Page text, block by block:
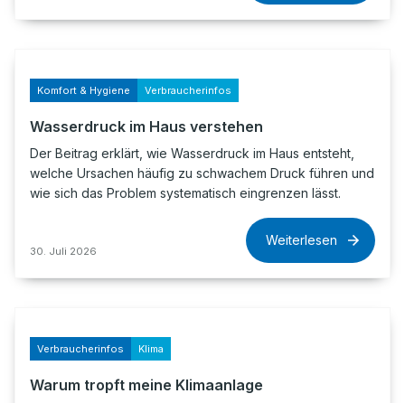
Komfort & Hygiene Verbraucherinfos
Wasserdruck im Haus verstehen
Der Beitrag erklärt, wie Wasserdruck im Haus entsteht,
welche Ursachen häufig zu schwachem Druck führen und
wie sich das Problem systematisch eingrenzen lässt.
30. Juli 2026
Weiterlesen
Verbraucherinfos Klima
Warum tropft meine Klimaanlage